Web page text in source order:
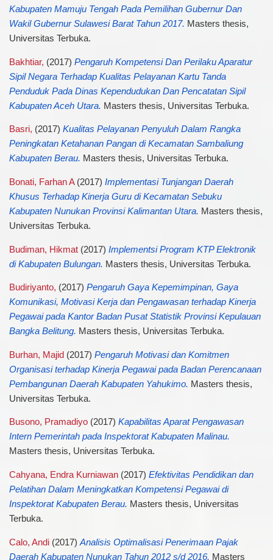
Kabupaten Mamuju Tengah Pada Pemilihan Gubernur Dan
Wakil Gubernur Sulawesi Barat Tahun 2017. Masters thesis,
Universitas Terbuka.
Bakhtiar, (2017) Pengaruh Kompetensi Dan Perilaku Aparatur
Sipil Negara Terhadap Kualitas Pelayanan Kartu Tanda
Penduduk Pada Dinas Kependudukan Dan Pencatatan Sipil
Kabupaten Aceh Utara. Masters thesis, Universitas Terbuka.
Basri, (2017) Kualitas Pelayanan Penyuluh Dalam Rangka
Peningkatan Ketahanan Pangan di Kecamatan Sambaliung
Kabupaten Berau. Masters thesis, Universitas Terbuka.
Bonati, Farhan A(2017) Implementasi Tunjangan Daerah
Khusus Terhadap Kinerja Guru di Kecamatan Sebuku
Kabupaten Nunukan Provinsi Kalimantan Utara. Masters thesis,
Universitas Terbuka.
Budiman, Hikmat(2017) Implementsi Program KTP Elektronik
di Kabupaten Bulungan. Masters thesis, Universitas Terbuka.
Budiriyanto, (2017) Pengaruh Gaya Kepemimpinan, Gaya
Komunikasi, Motivasi Kerja dan Pengawasan terhadap Kinerja
Pegawai pada Kantor Badan Pusat Statistik Provinsi Kepulauan
Bangka Belitung. Masters thesis, Universitas Terbuka.
Burhan, Majid (2017) Pengaruh Motivasi dan Komitmen
Organisasi terhadap Kinerja Pegawai pada Badan Perencanaan
Pembangunan Daerah Kabupaten Yahukimo. Masters thesis,
Universitas Terbuka.
Busono, Pramadiyo(2017) Kapabilitas Aparat Pengawasan
Intern Pemerintah pada Inspektorat Kabupaten Malinau.
Masters thesis, Universitas Terbuka.
Cahyana, Endra Kurniawan(2017) Efektivitas Pendidikan dan
Pelatihan Dalam Meningkatkan Kompetensi Pegawai di
Inspektorat Kabupaten Berau. Masters thesis, Universitas
Terbuka.
Calo, Andi(2017) Analisis Optimalisasi Penerimaan Pajak
Daerah Kabupaten Nunukan Tahun 2012 s/d 2016. Masters